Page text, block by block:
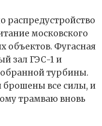
распредустройство
московского
объектов. Фугасная
зал ГЭС-1 и
турбины.
брошены все силы, и
трамваю вновь